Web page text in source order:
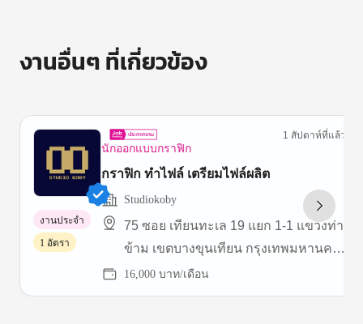
งานอื่นๆ ที่เกี่ยวข้อง
นักออกแบบกราฟิก
1 สัปดาห์ที่แล้ว
กราฟิก ทำไฟล์ เตรียมไฟล์ผลิต
Studiokoby
75 ซอย เทียนทะเล 19 แยก 1-1 แขวงท่า
ข้าม เขตบางขุนเทียน กรุงเทพมหานคร
10150 ประเทศไทย
16,000 บาท/เดือน
งานประจำ
1 อัตรา